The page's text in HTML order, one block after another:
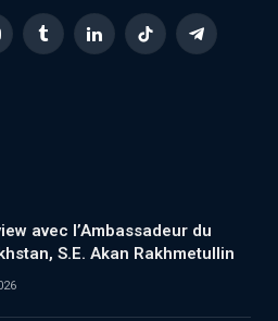
TumblrLinkedInTikTok Telegram
avec l’Ambassadeur du
S.E. Akan Rakhmetullin